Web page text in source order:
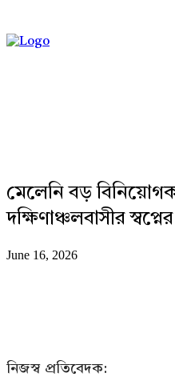
মেলেনি বড়
দক্ষিণাঞ্চলবাসীর
June 16, 2026
নিজস্ব প্রতিবেদক: